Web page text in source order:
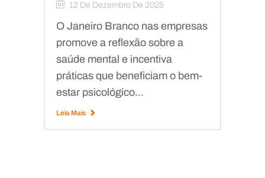
12 De Dezembro De 2025
O Janeiro Branco nas empresas
promove a reflexão sobre a
saúde mental e incentiva
práticas que beneficiam o bem-
estar psicológico...
Leia Mais